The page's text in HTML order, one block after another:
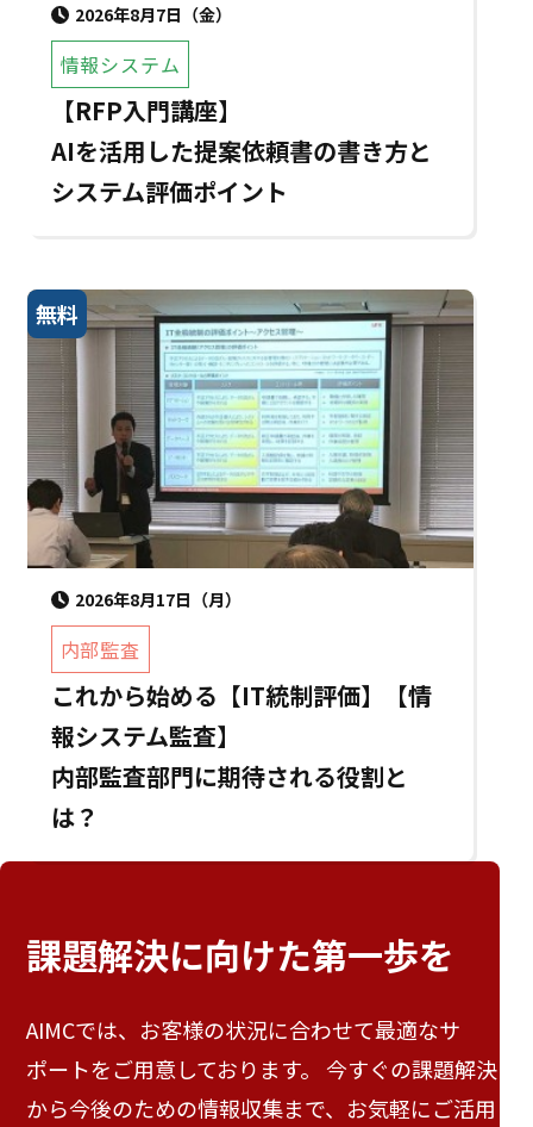
2026年8月7日（金）
情報システム
【RFP入門講座】
AIを活用した提案依頼書の書き方と
システム評価ポイント
無料
2026年8月17日（月）
内部監査
これから始める【IT統制評価】【情
報システム監査】
内部監査部門に期待される役割と
は？
課題解決に向けた第一歩を
AIMCでは、お客様の状況に合わせて最適なサ
ポートをご用意しております。 今すぐの課題解決
から今後のための情報収集まで、お気軽にご活用